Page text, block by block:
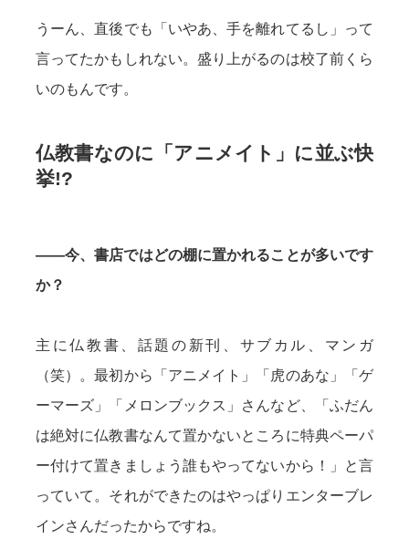
うーん、直後でも「いやあ、手を離れてるし」って
言ってたかもしれない。盛り上がるのは校了前くら
いのもんです。
仏教書なのに「アニメイト」に並ぶ快
挙!?
——今、書店ではどの棚に置かれることが多いです
か？
主に仏教書、話題の新刊、サブカル、マンガ
（笑）。最初から「アニメイト」「虎のあな」「ゲ
ーマーズ」「メロンブックス」さんなど、「ふだん
は絶対に仏教書なんて置かないところに特典ペーパ
ー付けて置きましょう誰もやってないから！」と言
っていて。それができたのはやっぱりエンターブレ
インさんだったからですね。